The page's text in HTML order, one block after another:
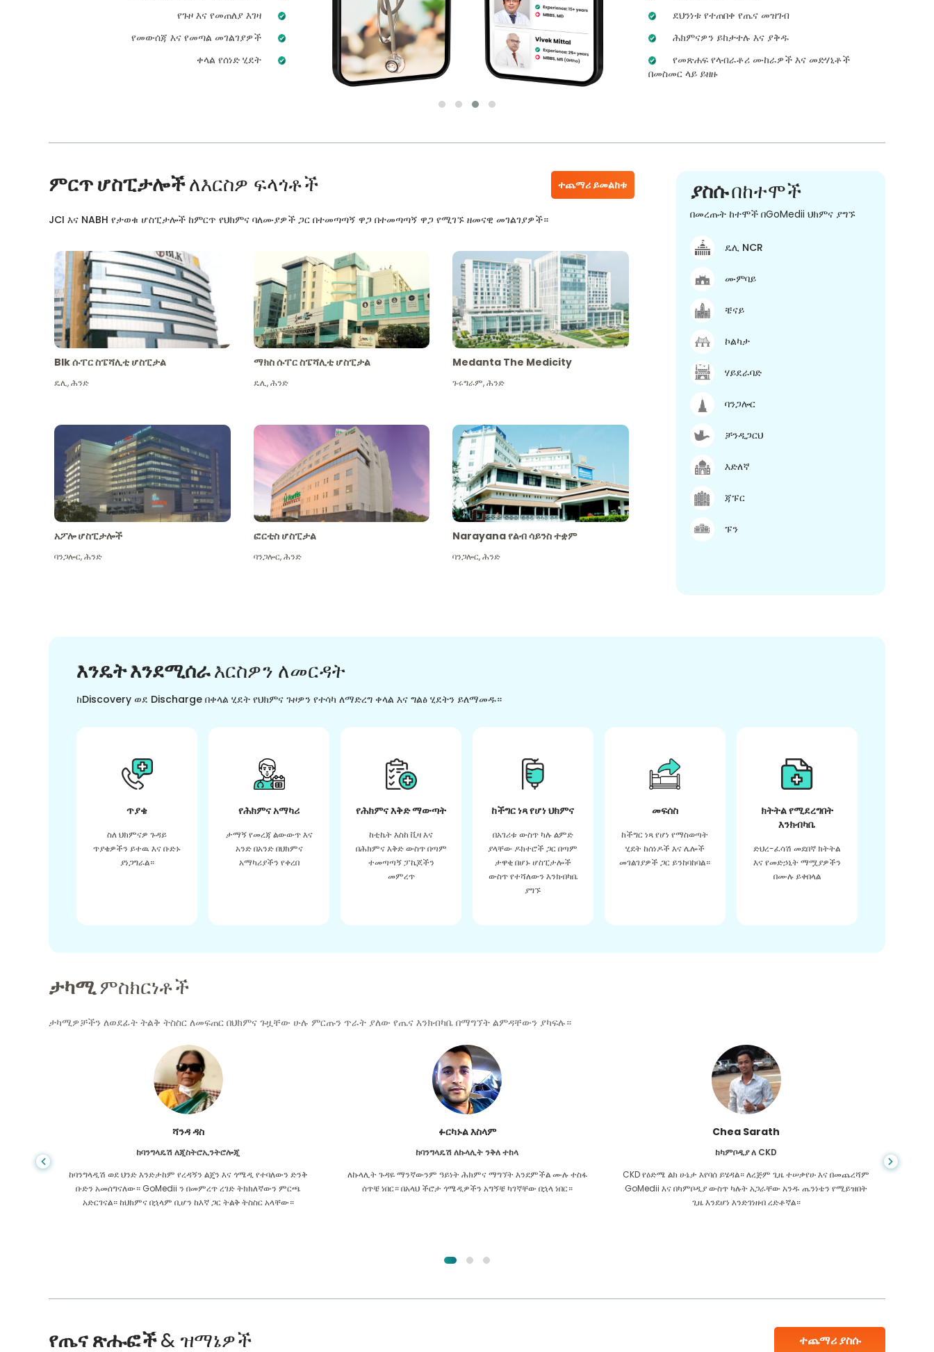
የጉዞ እና የመጠለያ እገዛ
የመውሰጃ እና የመጣል መገልገያዎች
ቀላል የሰነድ ሂደት
ደህንነቱ የተጠበቀ የጤና መዝገብ
ሕክምናዎን ይከታተሉ እና ያቅዱ
የመጽሐፍ የላብራቶሪ ሙከራዎች እና መድሃኒቶች
በመስመር ላይ ይዘዙ
ምርጥ ሆስፒታሎችለእርስዎ ፍላጎቶች ተጨማሪ ይመልከቱ
JCI እና NABH የታወቁ ሆስፒታሎች ከምርጥ የህክምና ባለሙያዎች ጋር በተመጣጣኝ ዋጋ በተመጣጣኝ ዋጋ የሚገኙ ዘመናዊ መገልገያዎች።
Blk ሱፐር ስፔሻሊቲ ሆስፒታል
ዴሊ,ሕንድ
ማክስ ሱፐር ስፔሻሊቲ ሆስፒታል
ዴሊ,ሕንድ
Medanta The Medicity
ጉሩግራም,ሕንድ
አፖሎ ሆስፒታሎች
ባንጋሎር,ሕንድ
ፎርቲስ ሆስፒታል
ባንጋሎር,ሕንድ
Narayana የልብ ሳይንስ ተቋም
ባንጋሎር,ሕንድ
ያስሱበከተሞች
በመረጡት ከተሞች በGoMedii ህክምና ያግኙ
ዴሊ NCR
ሙምባይ
ቼናይ
ኮልካታ
ሃይደራባድ
ባንጋሎር
ቻንዲጋርህ
እድለኛ
ጃፑር
ፑን
እንዴት እንደሚሰራእርስዎን ለመርዳት
ከDiscovery ወደ Discharge በቀላል ሂደት የህክምና ጉዞዎን የተሳካ ለማድረግ ቀላል እና ግልፅ ሂደትን ይለማመዱ።
ጥያቄ
ስለ ህክምናዎ ጉዳይ
ጥያቄዎችን ይተዉ እና ቡድኑ
ያነጋግራል።
የሕክምና አማካሪ
ታማኝ የመረጃ ልውውጥ እና
አንድ በአንድ በህክምና
አማካሪያችን የቀረበ
የሕክምና እቅድ ማውጣት
ከቲኬት እስከ ቪዛ እና
በሕክምና እቅድ ውስጥ በጣም
ተመጣጣኝ ፓኬጆችን
መምረጥ
ከችግር ነጻ የሆነ ህክምና
በአገሪቱ ውስጥ ካሉ ልምድ
ያላቸው ዶክተሮች ጋር በጣም
ታዋቂ በሆኑ ሆስፒታሎች
ውስጥ የተሻለውን እንክብካቤ
ያግኙ
መፍሰስ
ከችግር ነጻ የሆነ የማስወጣት
ሂደት ከሰነዶች እና ሌሎች
መገልገያዎች ጋር ይንከባከባል።
ክትትል የሚደረግበት
እንክብካቤ
ድህረ-ፈሳሽ መደበኛ ክትትል
እና የመድኃኒት ማሟያዎችን
በሙሉ ይቀበላል
ታካሚምስክርነቶች
ታካሚዎቻችን ለወደፊት ትልቅ ትስስር ለመፍጠር በህክምና ጉዟቸው ሁሉ ምርጡን ጥራት ያለው የጤና እንክብካቤ በማግኘት ልምዳቸውን ያካፍሉ።
ሻንዳ ዳስ
ከባንግላዴሽ ለጂስትሮኢንትሮሎጂ
ከባንግላዲሽ ወደ ህንድ እንድታከም የረዳኝን ልጄን እና ጎሜዲ የተባለውን ድንቅ
ቡድን አመሰግናለው። GoMedii ን በመምረጥ ረገድ ትክክለኛውን ምርጫ
አድርገናል። ከህክምና በኋላም ቢሆን ከእኛ ጋር ትልቅ ትስስር አላቸው።
ፉርካኑል እስላም
ከባንግላዴሽ ለኩላሊት ንቅለ ተከላ
ለኩላሊት ጉዳዬ ማንኛውንም ዓይነት ሕክምና ማግኘት እንደምችል ሙሉ ተስፋ
ሰጥቼ ነበር። በአላህ ችሮታ ጎሜዲዎችን አግኝቼ ካገኛቸው በኋላ ነበር።
Chea Sarath
ከካምቦዲያ ለ CKD
CKD የዕድሜ ልክ ሁኔታ እየባሰ ይሄዳል። ለረጅም ጊዜ ተሠቃየሁ እና በመጨረሻም
GoMedii እና በካምቦዲያ ውስጥ ካሉት አጋራቸው አንዱ ጤንነቴን የሚይዝበት
ጊዜ እንደሆነ እንድገነዘብ ረድቶኛል።
የጤና ጽሑፎች& ዝማኔዎች ተጨማሪ ያስሱ